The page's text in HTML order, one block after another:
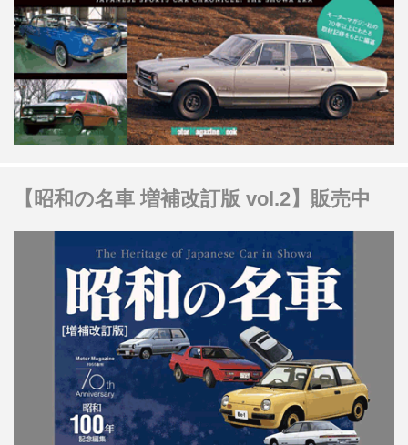
【昭和の名車 増補改訂版 vol.2】販売中